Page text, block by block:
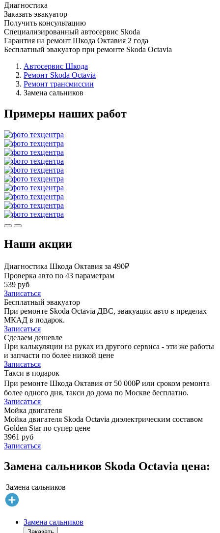
Диагностика
Заказать эвакуатор
Получить консультацию
Специализированный автосервис Skoda
Гарантия на ремонт Шкода Октавия 2 года
Бесплатный эвакуатор при ремонте Skoda Octavia
Автосервис Шкода
Ремонт Skoda Octavia
Ремонт трансмиссии
Замена сальников
Примеры наших работ
Наши акции
Диагностика Шкода Октавия за 490₽
Проверка авто по 43 параметрам
539 руб
Записаться
Бесплатный эвакуатор
При ремонте Skoda Octavia ДВС, эвакуация авто в пределах
МКАД в подарок.
Записаться
Сделаем дешевле
При калькуляции на руках из другого сервиса - эти же работы
и запчасти по более низкой цене
Записаться
Такси в подарок
При ремонте Шкода Октавия от 50 000₽ или сроком ремонта
более одного дня, такси до дома по Москве бесплатно.
Записаться
Мойка двигателя
Мойка двигателя Skoda Octavia диэлектрическим составом
Golden Star по супер цене
3961 руб
Записаться
Замена сальников Skoda Octavia цена:
Замена сальников
Замена сальников